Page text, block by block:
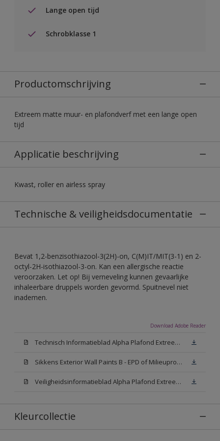
Lange open tijd
Schrobklasse 1
Productomschrijving
Extreem matte muur- en plafondverf met een lange open
tijd
Applicatie beschrijving
Kwast, roller en airless spray
Technische & veiligheidsdocumentatie
Bevat 1,2-benzisothiazool-3(2H)-on, C(M)IT/MIT(3-1) en 2-
octyl-2H-isothiazool-3-on. Kan een allergische reactie
veroorzaken. Let op! Bij verneveling kunnen gevaarlijke
inhaleerbare druppels worden gevormd. Spuitnevel niet
inademen.
Download Adobe Reader
Technisch Informatieblad Alpha Plafond Extreem Mat (PDF)
Sikkens Exterior Wall Paints B - EPD of Milieuproductverklaring
Veiligheidsinformatieblad Alpha Plafond Extreem Mat White W05 (MSDS)
Kleurcollectie